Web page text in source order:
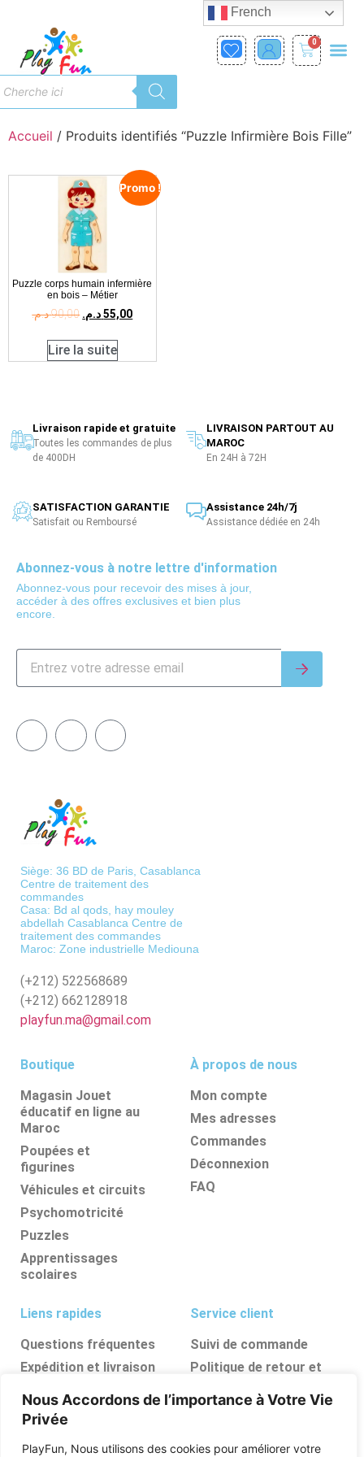
Nous Accordons de l’importance à Votre Vie
Privée
PlayFun, Nous utilisons des cookies pour améliorer votre
0
Accueil / Produits identifiés “Puzzle Infirmière Bois Fille”
Promo !
Puzzle corps humain infermière
en bois – Métier
90,00د.م. 55,00 د.م.
Lire la suite
Livraison rapide et gratuite
Toutes les commandes de plus
de 400DH
LIVRAISON PARTOUT AU
MAROC
En 24H à 72H
SATISFACTION GARANTIE
Satisfait ou Remboursé
Assistance 24h/7j
Assistance dédiée en 24h
Abonnez-vous à notre lettre d'information
Abonnez-vous pour recevoir des mises à jour,
accéder à des offres exclusives et bien plus
encore.
Siège: 36 BD de Paris, Casablanca
Centre de traitement des
commandes
Casa: Bd al qods, hay mouley
abdellah Casablanca Centre de
traitement des commandes
Maroc: Zone industrielle Mediouna
(+212) 522568689
(+212) 662128918
playfun.ma@gmail.com
Boutique
Magasin Jouet
éducatif en ligne au
Maroc
Poupées et
figurines
Véhicules et circuits
Psychomotricité
Puzzles
Apprentissages
scolaires
À propos de nous
Mon compte
Mes adresses
Commandes
Déconnexion
FAQ
Liens rapides
Questions fréquentes
Expédition et livraison
remboursements
Ressources, conseils et
astuces
Service client
Suivi de commande
Politique de retour et
FAQ
French